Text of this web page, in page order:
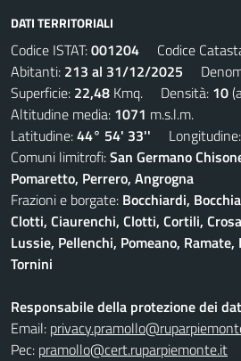
DATI TERRITORIALI
Codice ISTAT:001204 Codice
Abitanti: 213 al 31/12/2025
Superficie: 22,48 Kmq. Densità: 10
Altitudine media: 1071 m.s.l.m.
Latitudine:44° 54' 33'' Longitudine:
Comuni limitrofi:San Germano
Pomaretto, Perrero, Angrogna
Frazioni e borgate: Bocchiardi,
Clotti, Ciaurenchi, Clotti, Cortili,
Lussie, Pellenchi, Pomeano,
Tornini
Responsabile della protezione dei
Email:
Pec: pramollo@cert.ruparpiemonte.it